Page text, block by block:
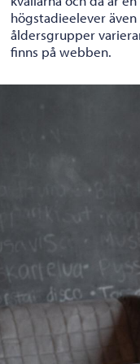
högstadieelever
åldersgrupper
finns på webben.